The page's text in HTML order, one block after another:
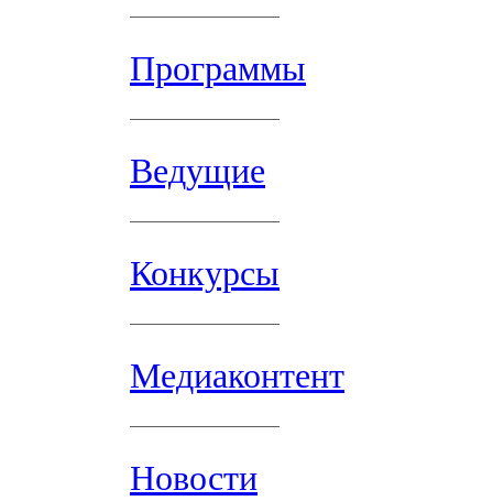
Программы
Ведущие
Конкурсы
Медиаконтент
Новости